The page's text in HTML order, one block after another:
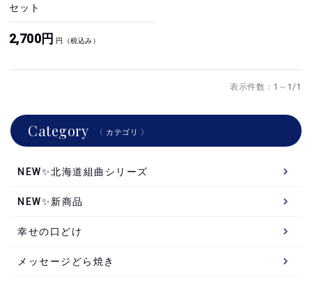
セット
2,700円 円（税込み）
表示件数：1～1/1
Category 〈 カテゴリ 〉
NEW✨北海道組曲シリーズ
NEW✨新商品
幸せの口どけ
メッセージどら焼き